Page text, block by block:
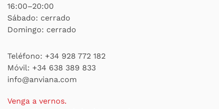
16:00–20:00
Sábado: cerrado
Domingo: cerrado
Teléfono: +34 928 772 182
Móvil: +34 638 389 833
info@anviana.com
Venga a vernos.